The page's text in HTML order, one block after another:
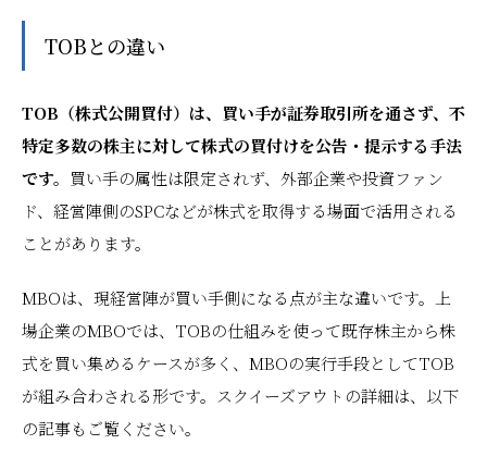
TOBとの違い
TOB（株式公開買付）は、買い手が証券取引所を通さず、不
特定多数の株主に対して株式の買付けを公告・提示する手法
です。 買い手の属性は限定されず、外部企業や投資ファン
ド、経営陣側のSPCなどが株式を取得する場面で活用される
ことがあります。
MBOは、現経営陣が買い手側になる点が主な違いです。上
場企業のMBOでは、TOBの仕組みを使って既存株主から株
式を買い集めるケースが多く、MBOの実行手段としてTOB
が組み合わされる形です。スクイーズアウトの詳細は、以下
の記事もご覧ください。